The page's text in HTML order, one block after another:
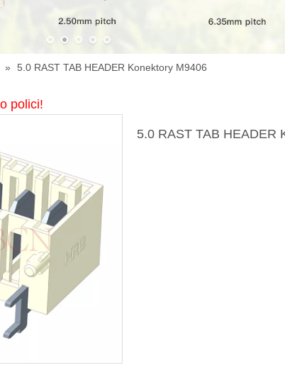
» 5.0 RAST TAB HEADER Konektory M9406
polici!
5.0 RAST TAB HEADER